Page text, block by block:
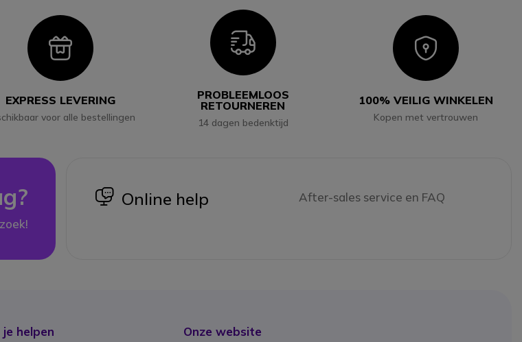
Icon
EXPRESS LEVERING
voor alle bestellingen
Icon
PROBLEEMLOOS
RETOURNEREN
14 dagen bedenktijd
Icon
100% VEILIG WINKELEN
Kopen met vertrouwen
icon
Online help After-sales service en FAQ
helpen Onze website